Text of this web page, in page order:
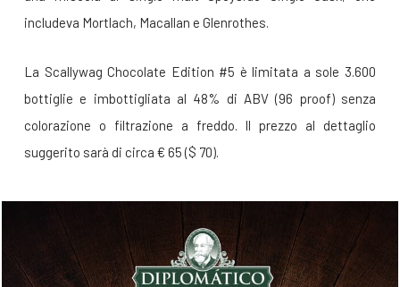
includeva Mortlach, Macallan e Glenrothes.
La Scallywag Chocolate Edition #5 è limitata a sole 3.600
bottiglie e imbottigliata al 48% di ABV (96 proof) senza
colorazione o filtrazione a freddo. Il prezzo al dettaglio
suggerito sarà di circa € 65 ($ 70).